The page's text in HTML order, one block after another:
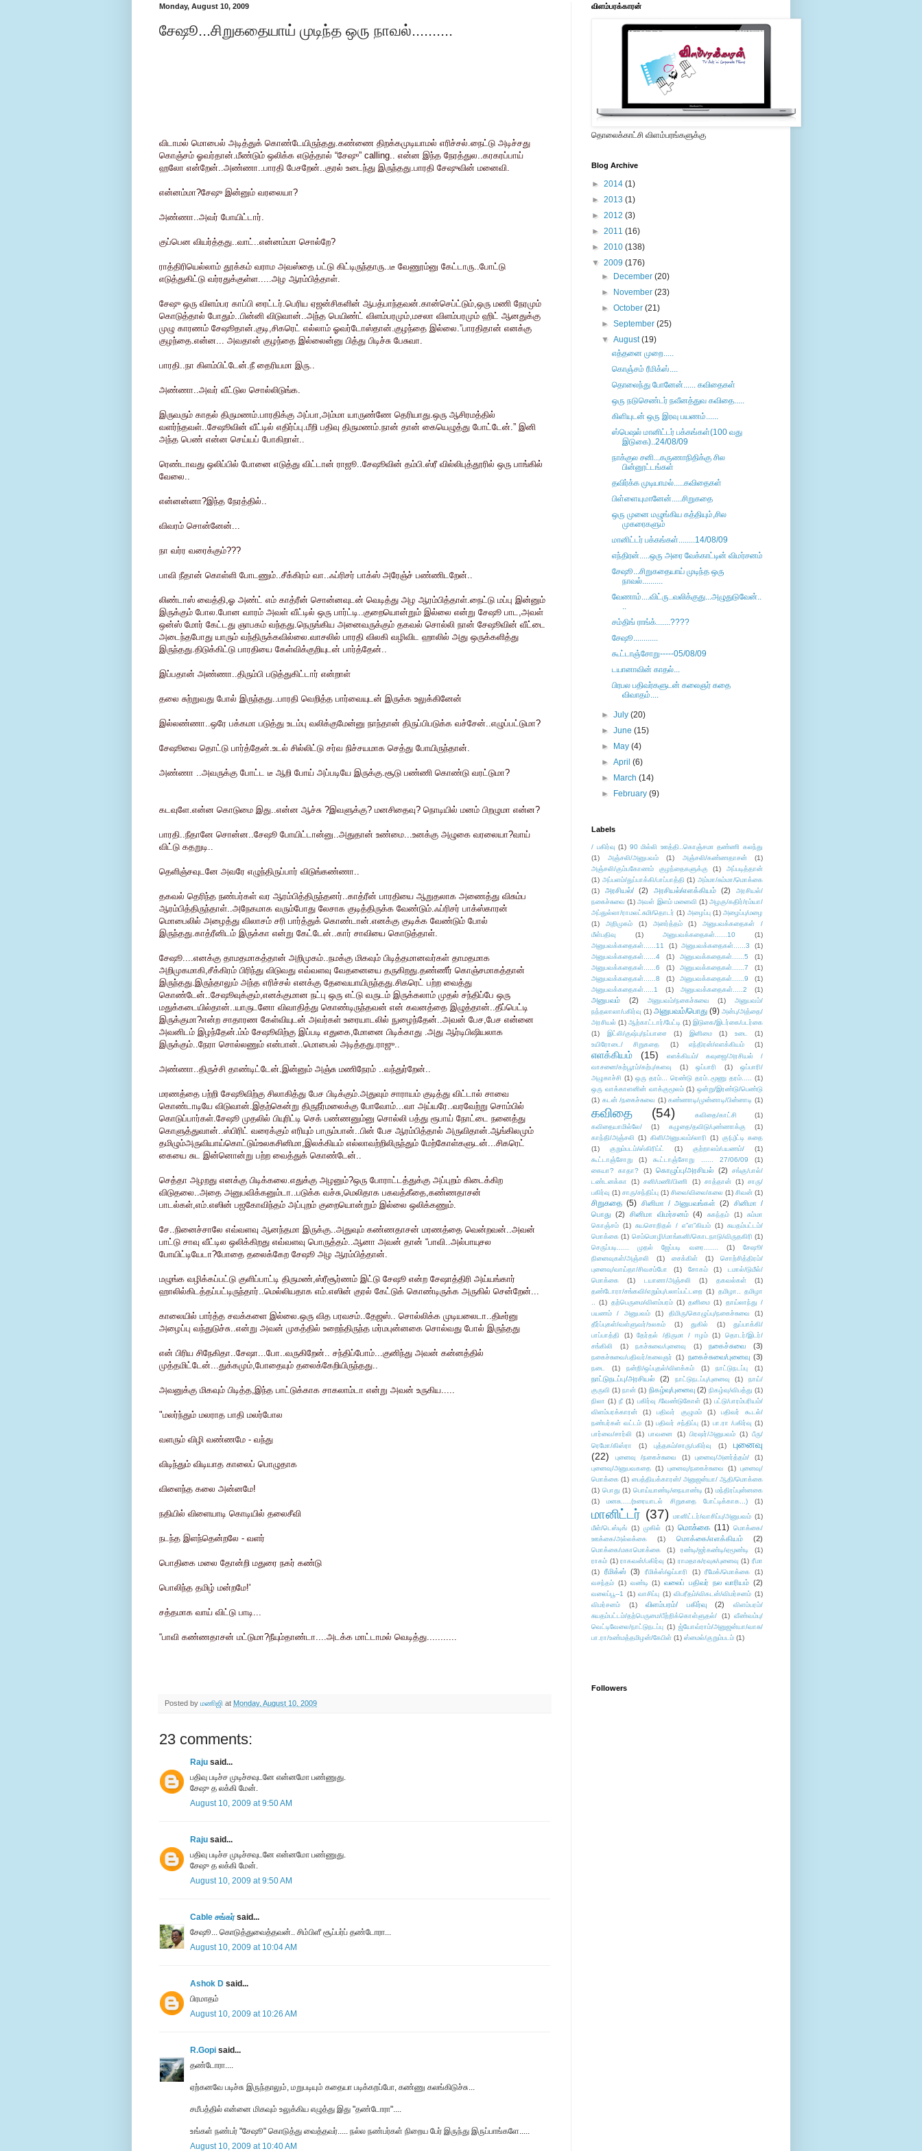
Monday, August 10, 2009
சேஷூ...சிறுகதையாய் முடிந்த ஒரு நாவல்..........
விடாமல் மொபைல் அடித்துக் கொண்டேயிருந்தது.கண்ணை திறக்கமுடியாமல் எரிச்சல்.நைட்டு அடிச்சது
கொஞ்சம் ஓவர்தான்.மீண்டும் ஒலிக்க எடுத்தால் “சேஷு” calling.. என்ன இந்த நேரத்துல..கரகரப்பாய்
ஹலோ என்றேன்..அண்ணா..பாரதி பேசறேன்..குரல் உடைந்து இருந்தது.பாரதி சேஷுவின் மனைவி.
என்னம்மா?சேஷு இன்னும் வரலையா?
அண்ணா..அவர் போயிட்டார்.
குப்பென வியர்த்தது..வாட்..என்னம்மா சொல்றே?
ராத்திரியெல்லாம் தூக்கம் வராம அவஸ்தை பட்டு கிட்டிருந்தாரு..டீ வேணூம்னு கேட்டாரு..போட்டு
எடுத்துகிட்டு வர்ரதுக்குள்ள.....அழ ஆரம்பித்தாள்.
சேஷு ஒரு விளம்பர காப்பி ரைட்டர்.பெரிய ஏஜன்சிகளின் ஆபத்பாந்தவன்.கான்செப்ட்டும்,ஒரு மணி நேரமும்
கொடுத்தால் போதும்..பின்னி விடுவான்..அந்த பெயிண்ட் விளம்பரமும்,மசலா விளம்பரமும் ஹிட் ஆனதுக்கு
முழு காரணம் சேஷூதான்.குடி,சிகரெட் எல்லாம் ஓவர்டோஸ்தான்.குழந்தை இல்லை.”பாரதிதான் எனக்கு
குழந்தை.என்ன... அவதான் குழந்தை இல்லைன்னு பித்து பிடிச்சு பேசுவா.
பாரதி..நா கிளம்பிட்டேன்.நீ தைரியமா இரு..
அண்ணா..அவர் வீட்டுல சொல்லிடுங்க.
இருவரும் காதல் திருமணம்.பாரதிக்கு அப்பா,அம்மா யாருண்ணே தெரியாது.ஒரு ஆசிரமத்தில்
வளர்ந்தவள்..சேஷூவின் வீட்டில் எதிர்ப்பு.மீறி பதிவு திருமணம்.நான் தான் கையெழுத்து போட்டேன்.” இனி
அந்த பெண் என்ன செய்யப் போகிறாள்..
ரெண்டாவது ஒலிப்பில் போனை எடுத்து விட்டான் ராஜூ..சேஷூவின் தம்பி.ஸ்ரீ வில்லிபுத்தூரில் ஒரு பாங்கில்
வேலை..
என்னன்னா?இந்த நேரத்தில்..
விவரம் சொன்னேன்...
நா வர்ர வரைக்கும்???
பாவி நீதான் கொள்ளி போடணும்..சீக்கிரம் வா..ஃப்ரிசர் பாக்ஸ் அரேஞ்ச் பண்ணிடறேன்..
லிண்டாஸ் வைத்தி,ஓ அண்ட் எம் காத்ரீன் சொன்னவுடன் வெடித்து அழ ஆரம்பித்தாள்.நைட்டு மப்பு இன்னும்
இருக்கும் போல.போன வாரம் அவள் வீட்டில் ஒரு பார்ட்டி..குறையொன்றும் இல்லை என்று சேஷூ பாட,அவள்
ஒன்ஸ் மோர் கேட்டது ஞாபகம் வந்தது.நெருங்கிய அனைவருக்கும் தகவல் சொல்லி நான் சேஷூவின் வீட்டை
அடைந்தபோது யாரும் வந்திருக்கவில்லை.வாசலில் பாரதி விலகி வழிவிட ஹாலில் அது ஒருக்களித்து
இருந்தது.திடுக்கிட்டு பாரதியை கேள்விக்குறியுடன் பார்த்தேன்..
இப்பதான் அண்ணா..திரும்பி படுத்துகிட்டார் என்றாள்
தலை சுற்றுவது போல் இருந்தது..பாரதி வெறித்த பார்வையுடன் இருக்க உலுக்கினேன்
இல்லண்ணா..ஒரே பக்கமா படுத்து உடம்பு வலிக்குமேன்னு நாந்தான் திருப்பிபடுக்க வச்சேன்..எழுப்பட்டுமா?
சேஷூவை தொட்டு பார்த்தேன்.உடல் சில்லிட்டு சர்வ நிச்சயமாக செத்து போயிருந்தான்.
அண்ணா ..அவருக்கு போட்ட டீ ஆறி போய் அப்படியே இருக்கு.சூடு பண்ணி கொண்டு வரட்டுமா?
கடவுளே.என்ன கொடுமை இது..என்ன ஆச்சு ?இவளுக்கு? மனசிதைவு? நொடியில் மனம் பிறழுமா என்ன?
பாரதி..நீதானே சொன்ன..சேஷூ போயிட்டான்னு..அதுதான் உண்மை...உனக்கு அழுகை வரலையா?வாய்
விட்டு கதறுடி..
தெளிஞ்சவுடனே அவரே எழுந்திருப்பார் விடுங்கண்ணா..
தகவல் தெரிந்த நண்பர்கள் வர ஆரம்பித்திருந்தனர்..காத்ரீன் பாரதியை ஆறுதலாக அணைத்து விசும்ப
ஆரம்பித்திருந்தாள்..அநேகமாக வரும்போது லேசாக குடித்திருக்க வேண்டும்.ஃப்ரிசர் பாக்ஸ்காரன்
மொபைலில் அழைத்து விலாசம் சரி பார்த்துக் கொண்டான்.எனக்கு குடிக்க வேண்டும் போல்
இருந்தது.காத்ரீனிடம் இருக்கா என்று கேட்டேன்..கார் சாவியை கொடுத்தாள்.
சேஷூ....எனக்கு தாமதமாகத்தான் அறிமுகம்..நமக்கு மிகவும் பிடித்தமானவர்கள் தாமதமாக
அறிமுகமாகி,சீக்கிரம் பிரிந்து விடுவது எவ்வளவு வேதனையை தருகிறது.தண்ணீர் கொஞ்சமாகத்தான்
இருந்தது.இருந்தாலும் அந்த எரிச்சல் எனக்கு தேவையாயிருந்தது.சிகரெட் பற்ற வைத்து
கொண்டேன்..சேஷூவுக்கும்,எனக்குமான நட்பு ஒரு எட்டு வருடம் இருக்கலாம் முதல் சந்திப்பே ஒரு
மதுக்கடையில்தான்..யாருடனோ விவாதித்து கொண்டிருந்தவன் என் கவனத்தை இழுத்தான்..தீப்பெட்டி
இருக்குமா?என்ற சாதாரண கேள்வியுடன் அவர்கள் உரையாடலில் நுழைந்தேன்..அவன் பேச,பேச என்னை
அவனிடம் இழந்தேன்.ம்ம் சேஷூவிற்கு இப்படி எதுகை,மோனை பிடிக்காது .அது ஆர்டிபிஷியலாக
இருக்கும்..நேரா சொல்லணும் என்பான்..மொபைல் அடித்தது.ராஜு..
அண்ணா..திருச்சி தாண்டிட்டேன்.இன்னும் அஞ்சு மணிநேரம் ..வந்துர்றேன்..
மரணத்தை பற்றி சேஷூவிற்கு சிலாகித்து பேச பிடிக்கும்.அதுவும் சாராயம் குடித்து விட்டால் சாவை
கொண்டாடியே விடுவான்.இதற்கென்று திருநீர்மலைக்கு போவோம்...வா அய்யரே..வரவேற்று சொம்பில்
கொடுப்பார்கள்.சேஷூ முதலில் பியுரிட்டி செக் பண்ணனும்னு சொல்லி பத்து ரூபாய் நோட்டை நனைத்து
கொளுத்துவான்..ஸ்பிரிட் வரைக்கும் எரியும் பாரும்பான்..பின் பேச ஆரம்பித்தால் அருவிதான்.ஆங்கிலமும்
தமிழும்அருவியாய்கொட்டும்உலகசினிமா,இலக்கியம் எல்லாவற்றிலிருந்தும் மேற்கோள்களுடன்...சிகரெட்
கையை சுட இன்னொன்று பற்ற வைத்துக் கொண்டேன்..
செத்தா அழறது எனக்கு பிடிக்கலை.எதுக்கு அழனும்?ஒரு போராட்டத்துக்கு அப்புறம் கிடைக்கிற
விடுதலை..அதை அனுபவிக்கனும்டா..படுக்க வச்சு,மெலிதாக பகவத்கீதை,கண்ணதாசன்
பாடல்கள்,எம்.எஸின் பஜகோவிந்தம் அப்புறம் குறையொன்றும் இல்லை ஒலிக்கணும்.
சே..நினைச்சாலே எவ்வளவு ஆனந்தமா இருக்கு..அதுவும் கண்ணதாசன் மரணத்தை வென்றவன்..அவன்
பாட்டு சாவு வீட்டில ஒலிக்கிறது எவ்வளவு பொருத்தம்..ஆனா அவன் தான் “பாவி..அல்பாயுசல
போயிட்டியேடா?போதை தலைக்கேற சேஷூ அழ ஆரம்பித்தான்.
மழுங்க வழிக்கப்பட்டு குளிப்பாட்டி திருமண்,ஸ்ரீசூர்ணம் இட்டு சேஷூ என்ற சேஷாத்திரி அய்யங்கார்
ஹாலில்கிடத்தப்பட்டிருந்தார்..மெல்லியதாக எம்.எஸின் குரல் கேட்டுக் கொண்டிருக்க அருகில் சென்றேன்...
காலையில் பார்த்த சவக்களை இல்லை.ஒரு வித பரவசம்..தேஜஸ்.. சொல்லிக்க முடியலைடா..திடீர்னு
அழைப்பு வந்துடுச்சு..என்று அவன் முகத்தில் உறைந்திருந்த மர்மபுன்னகை சொல்வது போல் இருந்தது
என் பிரிய சிநேகிதா..சேஷா...போ..வருகிறேன்.. சந்திப்போம்...குனிந்து அவன் கன்னத்தில்
முத்தமிட்டேன்...துக்கமும்,போதையும் தலைக்கேறியிருந்தது..
அவனுக்கு மிகவும் பிடித்த,இந்த பாட்டுக்காக சாகலாம்டா என்று அவன் உருகிய.....
"மலர்ந்தும் மலராத பாதி மலர்போல
வளரும் விழி வண்ணமே - வந்து
விடிந்தும் விடியாத காலைப் பொழுதாக
விளைந்த கலை அன்னமே!
நதியில் விளையாடி கொடியில் தலைசீவி
நடந்த இளந்தென்றலே - வளர்
பொதிகை மலை தோன்றி மதுரை நகர் கண்டு
பொலிந்த தமிழ் மன்றமே!'
சத்தமாக வாய் விட்டு பாடி...
“பாவி கண்ணதாசன் மட்டுமா?நீயும்தாண்டா....அடக்க மாட்டாமல் வெடித்து...........
Posted by மணிஜி at Monday, August 10, 2009
23 comments:
Raju said...
பதிவு படிச்ச முடிச்சவுடனே என்னமோ பண்ணுது.
சேஷு த லக்கி மேன்.
August 10, 2009 at 9:50 AM
Raju said...
பதிவு படிச்ச முடிச்சவுடனே என்னமோ பண்ணுது.
சேஷு த லக்கி மேன்.
August 10, 2009 at 9:50 AM
Cable சங்கர்said...
சேஷூ... கொடுத்துவைத்தவன்.. சிம்பிளீ சூப்பர்ப் தண்டோரா...
August 10, 2009 at 10:04 AM
Ashok D said...
பிரமாதம்
August 10, 2009 at 10:26 AM
R.Gopi said...
தண்டோரா....
ஏற்கனவே படிச்சு இருந்தாலும், மறுபடியும் கதையா படிக்கறப்போ, கண்ணு கலங்கிடுச்சு...
சமீபத்தில் என்னை மிகவும் உலுக்கிய எழுத்து இது "தண்டோரா"....
உங்கள் நண்பர் "சேஷூ" கொடுத்து வைத்தவர்..... நல்ல நண்பர்கள் நிறைய பேர் இருந்து இருப்பாங்களே.....
August 10, 2009 at 10:40 AM
விளம்பரக்காரன்
தொலைக்காட்சி விளம்பரங்களுக்கு
Blog Archive
► 2014 (1)
► 2013 (1)
► 2012 (3)
► 2011 (16)
► 2010 (138)
▼ 2009 (176)
►
December(20)
►
November(23)
►October(21)
►September(25)
▼August(19)
எத்தனை முறை.....
கொஞ்சம் ரீமிக்ஸ்....
தொலைந்து போனேன்...... கவிதைகள்
ஒரு நடுசெண்டர் நவீனத்துவ கவிதை.....
கிளியுடன் ஒரு இரவு பயணம்......
ஸ்பெஷல் மானிட்டர் பக்கங்கள்(100 வது
இடுகை)..24/08/09
நாக்குல சனி...கருணாநிதிக்கு சில
பின்னூட்டங்கள்
தவிர்க்க முடியாமல்.....கவிதைகள்
பிள்ளையுமானேன்.....சிறுகதை
ஒரு முனை மழுங்கிய கத்தியும்,சில
முகரைகளும்
மானிட்டர் பக்கங்கள்........14/08/09
எந்திரன்.....ஒரு அரை வேக்காட்டின் விமர்சனம்
சேஷூ...சிறுகதையாய் முடிந்த ஒரு
நாவல்..........
வேணாம்....விட்ரு..வலிக்குது...அழுதுடுவேன்..
..
சம்திங் ராங்க்.......????
சேஷூ............
கூட்டாஞ்சோறு-----05/08/09
டயானாவின் காதல்...
பிரபல பதிவர்களுடன் கலைஞர் கதை
விவாதம்....
►July(20)
►June(15)
►
May(4)
►April(6)
►
March(14)
►
February(9)
Labels
/ பகிர்வு (1) 90 மில்லி ஊத்தி..கொஞ்சமா தண்ணி கலந்து
(1)
அஞ்சலி/அனுபவம் (1) அஞ்சலி/கண்ணதாசன்
(1)
அஞ்சலி/கும்பகோணம் குழந்தைகளுக்கு
(1)
அப்படித்தான்
(1) அப்பளம்/துப்பாக்கி/பாப்பாத்தி (1) அம்மா/சும்மா/மொக்கை
(1)
அரசியல்/ (2) அரசியல்/எளக்கியம் (2)
அரசியல்/
நகைச்சுவை (1) அவள் இளம் மனைவி (1) அழகு/கதிர்/ரம்யா/
அப்துல்லா/ராமலட்சுமி/தொடர் (1) அழைப்பு (1) அழைப்பு/மழை
(1)
அறிமுகம் (1) அனர்த்தம் (1)
அனுபவக்கதைகள் /
மீள்பதிவு
(1) அனுபவக்கதைகள்......10
(1)
அனுபவக்கதைகள்......11
(1) அனுபவக்கதைகள்......3
(1)
அனுபவக்கதைகள்......4
(1) அனுபவக்கதைகள்......5
(1)
அனுபவக்கதைகள்......6
(1) அனுபவக்கதைகள்......7
(1)
அனுபவக்கதைகள்......8
(1) அனுபவக்கதைகள்......9
(1)
அனுபவக்கதைகள்.....1
(1) அனுபவக்கதைகள்.....2 (1)
அனுபவம் (2) அனுபவம்/நகைச்சுவை (1)
அனுபவம்/
நந்தலாலா/பகிர்வு (1) அனுபவம்/பொது (9) அன்பு/அத்தை/
அரசியல் (1) ஆற்காட்டார்/பேட்டி (1) இடுகை/இடர்கை/படர்கை
(1)
இட்லி/குஷ்பு/நப்பாசை (1) இனிமை (1) உடை
(1)
உயிரோடை/ சிறுகதை
(1) எந்திரன்/எளக்கியம் (1)
எளக்கியம் (15)
எளக்கியம்/ கவுஜை/அரசியல் /
வாசனை/கற்பூரம்/கற்பு/களவு
(1) ஒப்பாரி (1)
ஒப்பாரி/
அழுகாச்சி (1) ஒரு தரம்... ரெண்டு தரம்..மூணு தரம்..... (1)
ஒரு வாக்காளனின் வாக்குமூலம் (1) ஒன்று/இரண்டு/பெண்டு
(1) கடன் /நகைச்சுவை (1) கண்ணாடி/முன்னாடி/பின்னாடி (1)
கவிதை (54) கவிதை/காட்சி
(1)
கவிதையாமில்லே/
(1) கழுதை/தவிடு/புண்ணாக்கு
(1)
காந்தி/அஞ்சலி (1) கிளி/அனுபவம்/லாரி (1) கு(பு)ட்டி கதை
(1)
குறும்படம்/ஸ்கிரிப்ட் (1) குற்றாலம்/பயணம்/
(1)
கூட்டாஞ்சோறு
(1) கூட்டாஞ்சோறு ...... 27/06/09
(1)
கையா? காதா?
(1) கொழுப்பு/அரசியல் (2)
சங்கு/பால்/
டண்டனக்கா
(1) சனி/மணி/பிணி (1) சாத்தான் (1) சாரு/
பகிர்வு (1) சாரு/சந்திப்பு (1) சிலை/விலை/கலை (1) சிவன் (1)
சிறுகதை (5) சினிமா / அனுபவங்கள் (2)
சினிமா /
பொது (2) சினிமா விமர்சனம் (4) சுகந்தம் (1)
சும்மா
கொஞ்சம் (1) சுயசொறிதல் / எ”ள”கியம் (1) சுயதம்பட்டம்/
மொக்கை (1) செம்மொழி/மாங்கனி/கொடநாடு/விருதகிரி (1)
செருப்படி...... முதல் ஜேப்படி வரை.......
(1)
சேஷூ/
நினைவுகள்/அஞ்சலி
(1) சைக்கிள் (1)
சொற்சித்திரம்/
புனைவு/வாய்தா/சிவசம்போ
(1) சோகம் (1)
டமால்/டுமீல்/
மொக்கை
(1) டயானா/அஞ்சலி (1) தகவல்கள்
(1)
தண்டோரா/சங்கவி/எறும்பு/பலாப்பட்டறை (1) தமிழா.. தமிழா
.. (1) தற்பெருமை/விளம்பரம் (1) தனிமை (1) தாய்லாந்து /
பயணம் / அனுபவம்
(1) திமிரு/கொழுப்பு/நகைச்சுவை
(1)
தீர்ப்புகள்/வள்ளுவர்/உலகம்
(1) துகில் (1)
துப்பாக்கி/
பாப்பாத்தி
(1) தேர்தல் /திருமா / ஈழம் (1)
தொடர்/இடர்/
சங்கிலி
(1) நகச்சுவை/புனைவு (1) நகைச்சுவை (3)
நகைச்சுவை/பதிவர்/கலைஞர் (1) நகைச்சுவை/புனைவு (3)
நடை (1) நன்றி/ஒப்புதல்/விளக்கம் (1) நாட்டுநடப்பு (1)
நாட்டுநடப்பு/அரசியல் (2) நாட்டுநடப்பு/புனைவு (1)
நாய்/
குருவி (1) நான் (1) நிகழ்வு/புனைவு (2) நிகழ்வு/விபத்து (1)
நிலா (1) நீ (1) பகிர்வு /வேண்டுகோள் (1) பட்டு/பாரம்பரியம்/
விளம்பரக்காரன்
(1) பதிவர் குழுமம் (1)
பதிவர் கூடல்/
நண்பர்கள் வட்டம் (1) பதிவர் சந்திப்பு (1) பா.ரா /பகிர்வு (1)
பார்வை/சார்லி
(1) பாவனை (1) பிரஷர்/அனுபவம் (1) பீரு/
ரெமோ/கிஸ்ரா
(1) புத்தகம்/சாரு/பகிர்வு (1)
புனைவு
(22)
புனைவு /நகைச்சுவை (1) புனைவு/அனர்த்தம்/
(1)
புனைவு/அனுபவகதை (1) புனைவு/நகைச்சுவை (1) புனைவு/
மொக்கை (1) பைத்தியக்காரன்/ அனுஜன்யா/ ஆதி/மொக்கை
(1) பொது (1) பொய்யாண்டி/நையாண்டி (1) மந்திரப்புன்னகை
(1)
மனசு.....(உரையாடல் சிறுகதை போட்டிக்காக...) (1)
மானிட்டர் (37) மானிட்டர்/வாசிப்பு/அனுபவம் (1)
மீள்/டெஸ்டிங் (1) முகில் (1) மொக்கை (11) மொக்கை/
ஊக்கை/அல்லக்கை
(1) மொக்கை/எளக்கியம் (2)
மொக்கை/மகாமொக்கை (1) ரண்டி/ஜர்கண்டி/ஏமூண்டி
(1)
ராகம் (1) ராகவன்/பகிர்வு (1) ராமதாசு/ரவுசு/புனைவு (1) ரீமா
(1)
ரீமிக்ஸ் (3) ரீமிக்ஸ்/ஒப்பாரி (1) ரீமேக்/மொக்கை
(1)
வசந்தம் (1) வண்டி (1) வலைப் பதிவர் நல வாரியம் (2)
வலைப்பூ--1 (1) வாசிப்பு (1) விபரீதம்/விகடன்/விமர்சனம் (1)
விமர்சனம்
(1) விளம்பரம்/ பகிர்வு (2)
விளம்பரம்/
சுயதம்பட்டம்/தற்பெருமை/பீற்றிக்கொள்ளுதல்/
(1) வீண்வம்பு/
வெட்டிவேலை/நாட்டுநடப்பு (1) ஜ்யோவ்ராம்/அனுஜன்யா/வாசு/
பா.ரா/உண்மத்தமிழன்/கேபிள் (1) ஸ்மைல்/குறும்படம் (1)
Followers